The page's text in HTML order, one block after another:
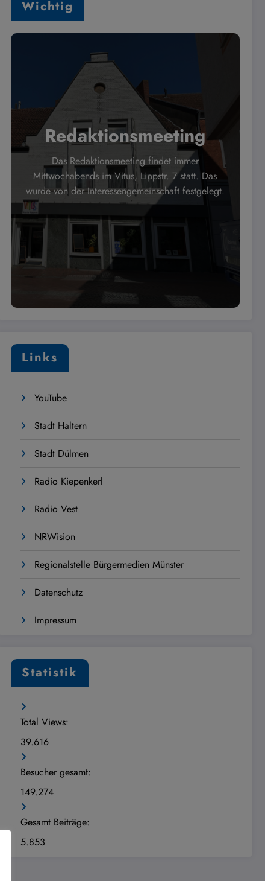
Wichtig
Redaktionsmeeting
Das Redaktionsmeeting findet immer
Mittwochabends im Vitus, Lippstr. 7 statt. Das
wurde von der Interessengemeinschaft festgelegt.
Links
YouTube
Stadt Haltern
Stadt Dülmen
Radio Kiepenkerl
Radio Vest
NRWision
Regionalstelle Bürgermedien Münster
Datenschutz
Impressum
Statistik
Total Views:
39.616
Besucher gesamt:
149.274
Gesamt Beiträge:
5.853